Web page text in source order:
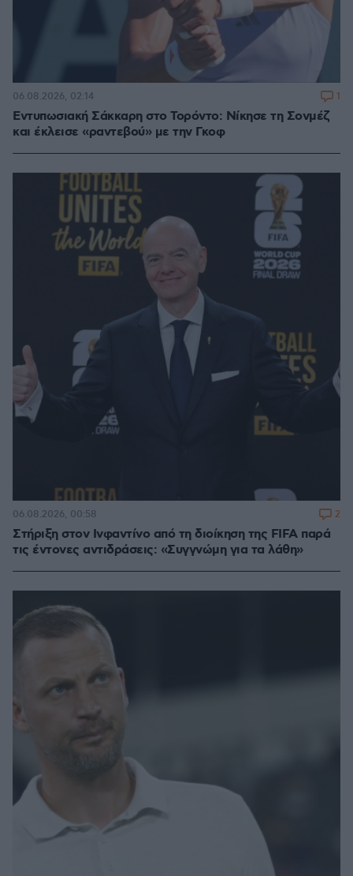
Εντυπωσιακή Σάκκαρη στο Τορόντο: Νίκησε τη Σονμέζ
και έκλεισε «ραντεβού» με την Γκοφ
06.08.2026, 02:14 1
Στήριξη στον Ινφαντίνο από τη διοίκηση της FIFA παρά
τις έντονες αντιδράσεις: «Συγγνώμη για τα λάθη»
06.08.2026, 00:58 2